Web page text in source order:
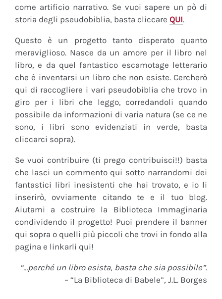
come artificio narrativo. Se vuoi sapere un pò di
storia degli pseudobiblia, basta cliccare QUI.
Questo è un progetto tanto disperato quanto
meraviglioso. Nasce da un amore per il libro nel
libro, e da quel fantastico escamotage letterario
che è inventarsi un libro che non esiste. Cercherò
qui di raccogliere i vari pseudobiblia che trovo in
giro per i libri che leggo, corredandoli quando
possibile da informazioni di varia natura (se ce ne
sono, i libri sono evidenziati in verde, basta
cliccarci sopra).
Se vuoi contribuire (ti prego contribuisci!!) basta
che lasci un commento qui sotto narrandomi dei
fantastici libri inesistenti che hai trovato, e io li
inserirò, ovviamente citando te e il tuo blog.
Aiutami a costruire la Biblioteca Immaginaria
condividendo il progetto! Puoi prendere il banner
qui sopra o quelli più piccoli che trovi in fondo alla
pagina e linkarli qui!
“…perché un libro esista, basta che sia possibile”.
– “La Biblioteca di Babele”, J.L. Borges